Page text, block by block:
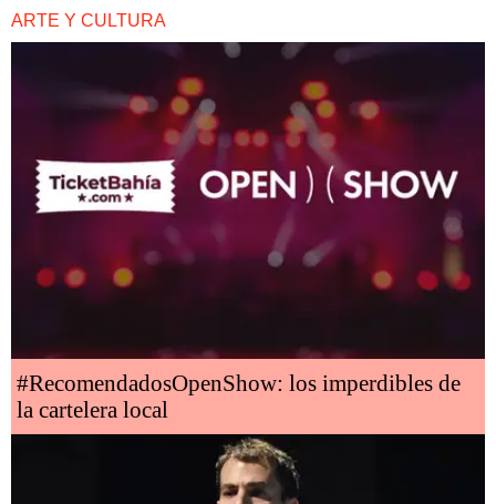
ARTE Y CULTURA
#RecomendadosOpenShow: los imperdibles de
la cartelera local